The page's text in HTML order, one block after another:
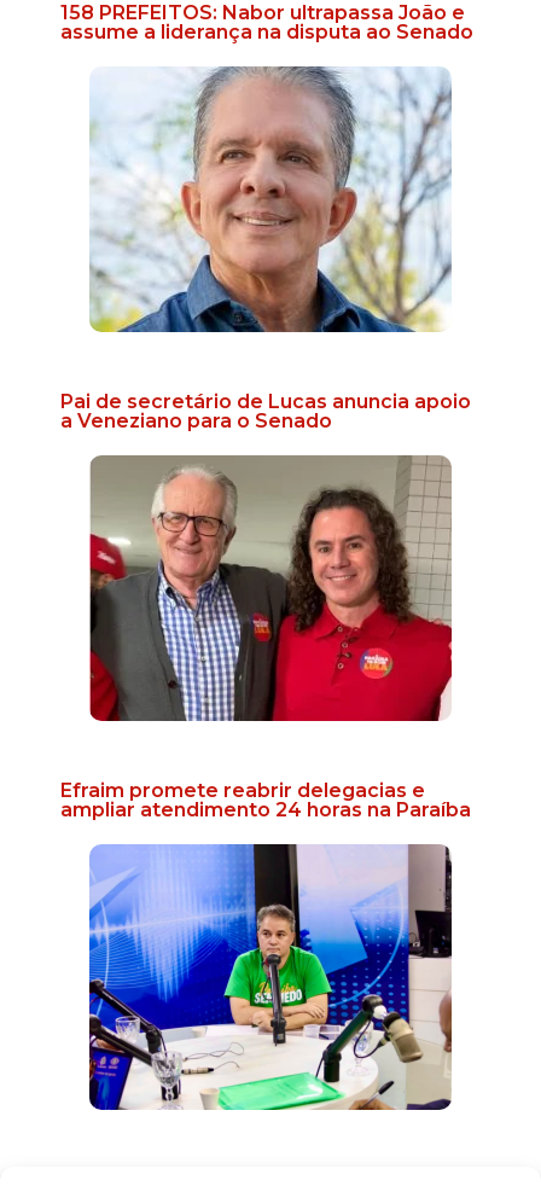
158 PREFEITOS: Nabor ultrapassa João e
assume a liderança na disputa ao Senado
Pai de secretário de Lucas anuncia apoio
a Veneziano para o Senado
Efraim promete reabrir delegacias e
ampliar atendimento 24 horas na Paraíba